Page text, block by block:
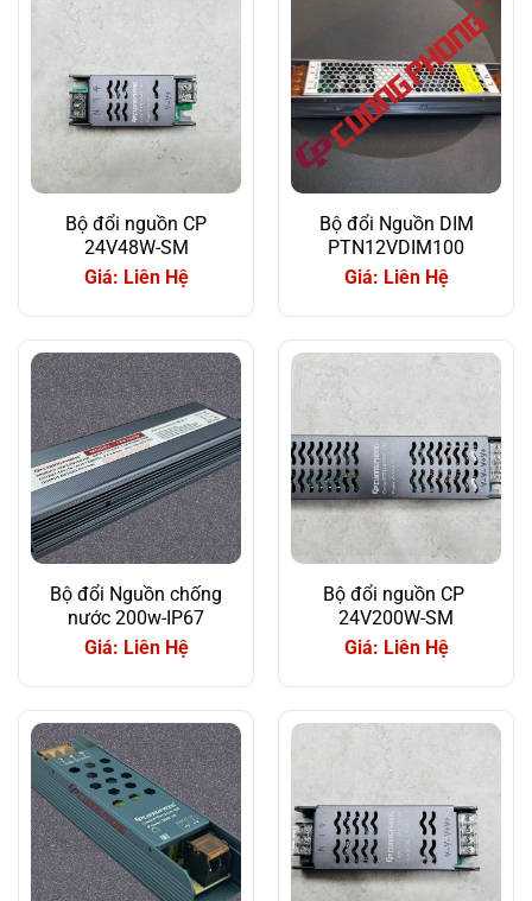
Bộ đổi nguồn CP
24V48W-SM
Giá: Liên Hệ
Bộ đổi Nguồn DIM
PTN12VDIM100
Giá: Liên Hệ
Bộ đổi Nguồn chống
nước 200w-IP67
Giá: Liên Hệ
Bộ đổi nguồn CP
24V200W-SM
Giá: Liên Hệ